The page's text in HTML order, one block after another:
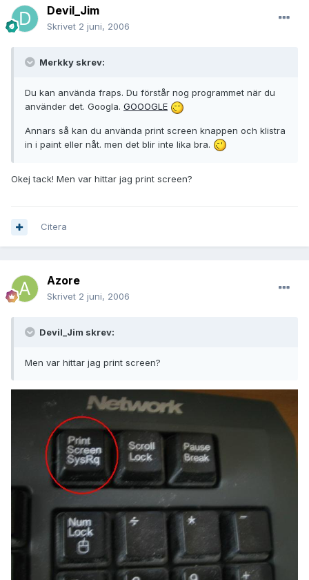
Devil_Jim
Skrivet 2 juni, 2006
Merkky skrev:
Du kan använda fraps. Du förstår nog programmet när du
använder det. Googla. GOOOGLE
Annars så kan du använda print screen knappen och klistra
in i paint eller nåt. men det blir inte lika bra.
Okej tack! Men var hittar jag print screen?
Citera
Azore
Skrivet 2 juni, 2006
Devil_Jim skrev:
Men var hittar jag print screen?